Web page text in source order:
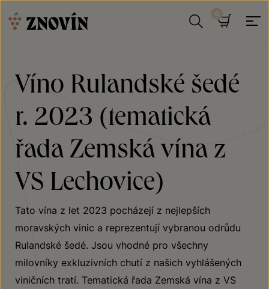
Víno Rulandské šedé
r. 2023 (tematická
řada Zemská vína z
VS Lechovice)
Tato vína z let 2023 pocházejí z nejlepších
moravských vinic a reprezentují vybranou odrůdu
Rulandské šedé. Jsou vhodné pro všechny
milovníky exkluzivních chutí z našich vyhlášených
viničních tratí. Tematická řada Zemská vína z VS